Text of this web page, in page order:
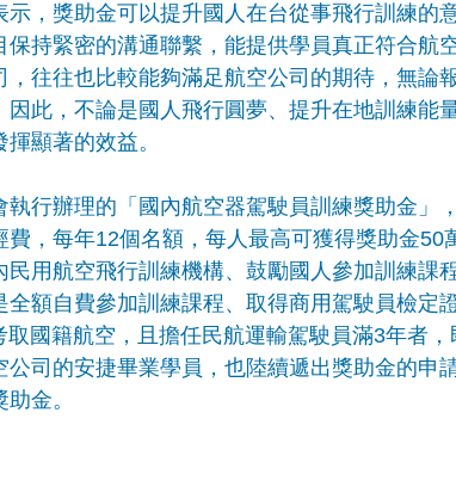
獎助金可以提升國人在台從事飛行訓練的
保持緊密的溝通聯繫，能提供學員真正符合航
往往也比較能夠滿足航空公司的期待，無論
此，不論是國人飛行圓夢、提升在地訓練能
顯著的效益。
辦理的「國內航空器駕駛員訓練獎助金」
費，每年12個名額，每人最高可獲得獎助金50
民用航空飛行訓練機構、鼓勵國人參加訓練課
全額自費參加訓練課程、取得商用駕駛員檢定
國籍航空，且擔任民航運輸駕駛員滿3年者
公司的安捷畢業學員，也陸續遞出獎助金的申
金。